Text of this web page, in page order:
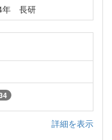
年 長研
詳細を表示